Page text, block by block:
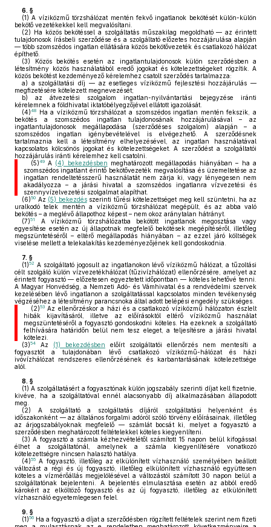
6. §
(1) A víziközmű törzshálózat mentén fekvő ingatlanok bekötését külön-külön
bekötő vezetékekkel kell megvalósítani.
(2) Ha közös bekötéssel a szolgáltatás műszakilag megoldható — az érintett
tulajdonosok írásbeli szerződése és a szolgáltató előzetes hozzájárulása alapján
— több szomszédos ingatlan ellátására közös bekötővezeték és csatlakozó hálózat
építhető.
(3) Közös bekötés esetén az ingatlantulajdonosok külön szerződésben a
létesítmény közös használatából eredő jogokat és kötelezettségeket rögzítik. A
közös bekötést kezdeményező kérelemhez csatolt szerződés tartalmazza:
a) a szolgáltatási díj — az esetleges víziközmű fejlesztési hozzájárulás —
megfizetésére kötelezett megnevezését;
b) az átvezetési szolgalom ingatlan-nyilvántartási bejegyzése iránti
kérelemnek a földhivatal iktatóbélyegzőjével ellátott igazolását.
(4)48
Ha a víziközmű törzshálózat a szomszédos ingatlan mentén fekszik, a
bekötés a szomszédos ingatlan tulajdonosának hozzájárulásával – az
ingatlantulajdonosok megállapodása (szerződéses szolgalom) alapján – a
szomszédos ingatlan igénybevételével is elvégezhető. A szerződésnek
tartalmaznia kell a létesítmény elhelyezésével, az ingatlan használatával
kapcsolatos kölcsönös jogokat és kötelezettségeket. A szerződést a szolgáltatói
hozzájárulás iránti kérelemhez kell csatolni.
(5)49A (4) bekezdésben meghatározott megállapodás hiányában – ha a
szomszédos ingatlant érintő bekötővezeték megvalósítása és üzemeltetése az
ingatlan rendeltetésszerű használatát nem zárja ki, vagy lényegesen nem
akadályozza – a járási hivatal a szomszédos ingatlanra vízvezetési és
szennyvízelvezetési szolgalmat alapíthat.
(6)50 Az (5) bekezdésszerinti tűrési kötelezettséget meg kell szüntetni, ha az
uralkodó telek mentén a víziközmű törzshálózat megépült, és az abba való
bekötés – a meglévő állapothoz képest – nem okoz aránytalan hátrányt.
(7)51
A víziközmű törzshálózatba bekötött ingatlanok megosztása vagy
egyesítése esetén az új állapotnak megfelelő bekötések megépítéséről, illetőleg
megszüntetéséről – eltérő megállapodás hiányában – az ezzel járó költségek
viselése mellett a telekalakítás kezdeményezőjének kell gondoskodnia.
7. §
(1)52 A szolgáltató jogosult az ingatlanokon lévő víziközmű hálózat, a tűzoltási
célt szolgáló külön vízvezetékhálózat (tűzivízhálózat) ellenőrzésére, amelyet az
érintett fogyasztó — előzetesen egyeztetett időpontban — köteles lehetővé tenni.
A Magyar Honvédség, a Nemzeti Adó- és Vámhivatal és a rendvédelmi szervek
kezelésében lévő ingatlanon a szolgáltatással kapcsolatos minden tevékenység
végzéséhez a létesítmény parancsnoka által adott belépési engedély szükséges.
(2)53Az ellenőrzéskor a házi és a csatlakozó víziközmű hálózaton észlelt
hibák kijavításáról, illetve az előírásoktól eltérő víziközmű használat
megszüntetéséről a fogyasztó gondoskodni köteles. Ha ezeknek a szolgáltató
felhívására határidőn belül nem tesz eleget, a teljesítésre a járási hivatal
kötelezi.
(3)54 Az (1) bekezdésben előírt szolgáltatói ellenőrzés nem mentesíti a
fogyasztót a tulajdonában lévő csatlakozó víziközmű-hálózat és házi
ivóvízhálózat rendszeres ellenőrzésének és karbantartásának kötelezettsége
alól.
8. §
(1) A szolgáltatásért a fogyasztónak külön jogszabály szerinti díjat kell fizetnie,
kivéve, ha a szolgáltatóval ennél alacsonyabb díj alkalmazásában állapodott
meg.
(2) A szolgáltató a szolgáltatás díjáról szolgáltatási helyenként és
időszakonként — az általános forgalmi adóról szóló törvény előírásainak, illetőleg
az árjogszabályoknak megfelelő — számlát bocsát ki, melyet a fogyasztó a
szerződésben meghatározott feltételekkel köteles kiegyenlíteni.
(3) A fogyasztó a számla kézhezvételétől számított 15 napon belül kifogással
élhet a szolgáltatónál, amelynek a számla kiegyenlítésére vonatkozó
kötelezettségre nincsen halasztó hatálya.
(4)55 A fogyasztó, illetőleg az elkülönített vízhasználó személyében beállott
változást a régi és új fogyasztó, illetőleg elkülönített vízhasználó együttesen
köteles a vízmérőállás megjelölésével a változástól számított 30 napon belül a
szolgáltatónak bejelenteni. A bejelentés elmulasztása esetén az abból eredő
károkért az elköltöző fogyasztó és az új fogyasztó, illetőleg az elkülönített
vízhasználó egyetemlegesen felel.
9. §
(1)56 Ha a fogyasztó a díjat a szerződésben rögzített feltételek szerint nem fizeti